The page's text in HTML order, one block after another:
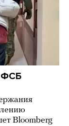
ФСБ
Bloomberg